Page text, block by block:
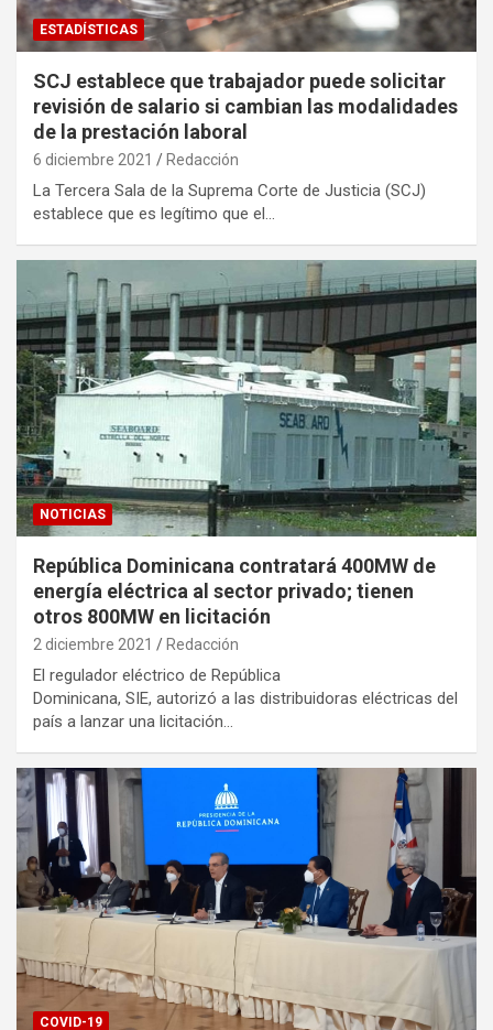
ESTADÍSTICAS
SCJ establece que trabajador puede solicitar
revisión de salario si cambian las modalidades
de la prestación laboral
6 diciembre 2021 Redacción
La Tercera Sala de la Suprema Corte de Justicia (SCJ)
establece que es legítimo que el…
NOTICIAS
República Dominicana contratará 400MW de
energía eléctrica al sector privado; tienen
otros 800MW en licitación
2 diciembre 2021 Redacción
El regulador eléctrico de República
Dominicana, SIE, autorizó a las distribuidoras eléctricas del
país a lanzar una licitación…
COVID-19